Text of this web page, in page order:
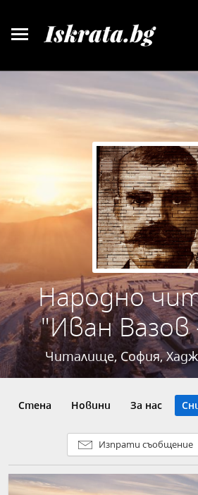
Народно
"Иван Вазов
Читалище, София,
Стена Новини За нас
Изпрати съобщение